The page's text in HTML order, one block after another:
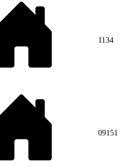
1134
09151